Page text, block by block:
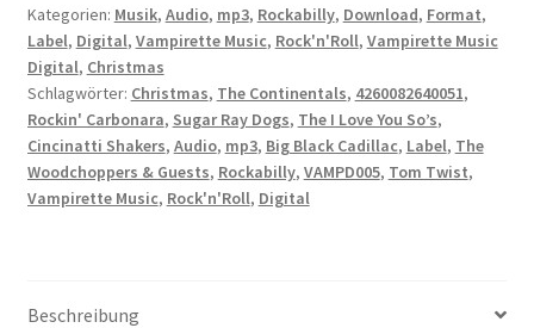
Boppin’
X-
Mas
Edition
(Digital)
Menge
n
a
i
v
e
Kategorien: Musik, Audio, mp3, Rockabilly, Download, Format,
Label, Digital, Vampirette Music, Rock'n'Roll, Vampirette Music
Digital, Christmas
Schlagwörter: Christmas, The Continentals, 4260082640051,
Rockin' Carbonara, Sugar Ray Dogs, The I Love You So’s,
Cincinatti Shakers, Audio, mp3, Big Black Cadillac, Label, The
Woodchoppers & Guests, Rockabilly, VAMPD005, Tom Twist,
Vampirette Music, Rock'n'Roll, Digital
Beschreibung